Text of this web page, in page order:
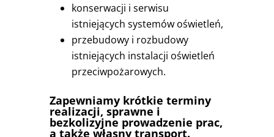
konserwacji i serwisu
istniejących systemów oświetleń,
przebudowy i rozbudowy
istniejących instalacji oświetleń
przeciwpożarowych.
Zapewniamy krótkie terminy
realizacji, sprawne i
bezkolizyjne prowadzenie prac,
a także własny transport.